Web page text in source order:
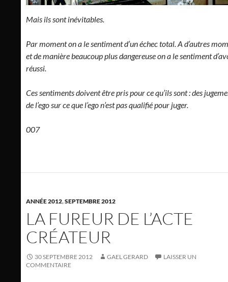
Mais ils sont inévitables.
Par moment on a le sentiment d’un échec total. A d’autres
et de manière beaucoup plus dangereuse on a le sentiment
réussi.
Ces sentiments doivent être pris pour ce qu’ils sont : des
de l’ego sur ce que l’ego n’est pas qualifié pour juger.
007
ANNÉE 2012,SEPTEMBRE 2012
LA FUREUR DE L’ACTE
CRÉATEUR
30 SEPTEMBRE 2012 GAEL GERARD
LAISSER UN
COMMENTAIRE